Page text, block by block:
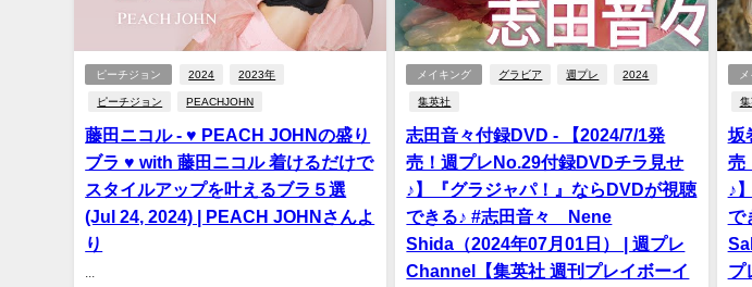
ピーチジョン 2024 2023年
ピーチジョン PEACHJOHN
藤田ニコル - ♥ PEACH JOHNの盛り
ブラ ♥ with 藤田ニコル 着けるだけで
スタイルアップを叶えるブラ５選
(Jul 24, 2024) | PEACH JOHNさんよ
り
...
メイキング グラビア 週プレ 2024
集英社
志田音々付録DVD - 【2024/7/1発
売！週プレNo.29付録DVDチラ見せ
♪】『グラジャパ！』ならDVDが視聴
できる♪ #志田音々 Nene
Shida（2024年07月01日） | 週プレ
Channel【集英社 週刊プレイボーイ
集
坂
売
♪
で
プ